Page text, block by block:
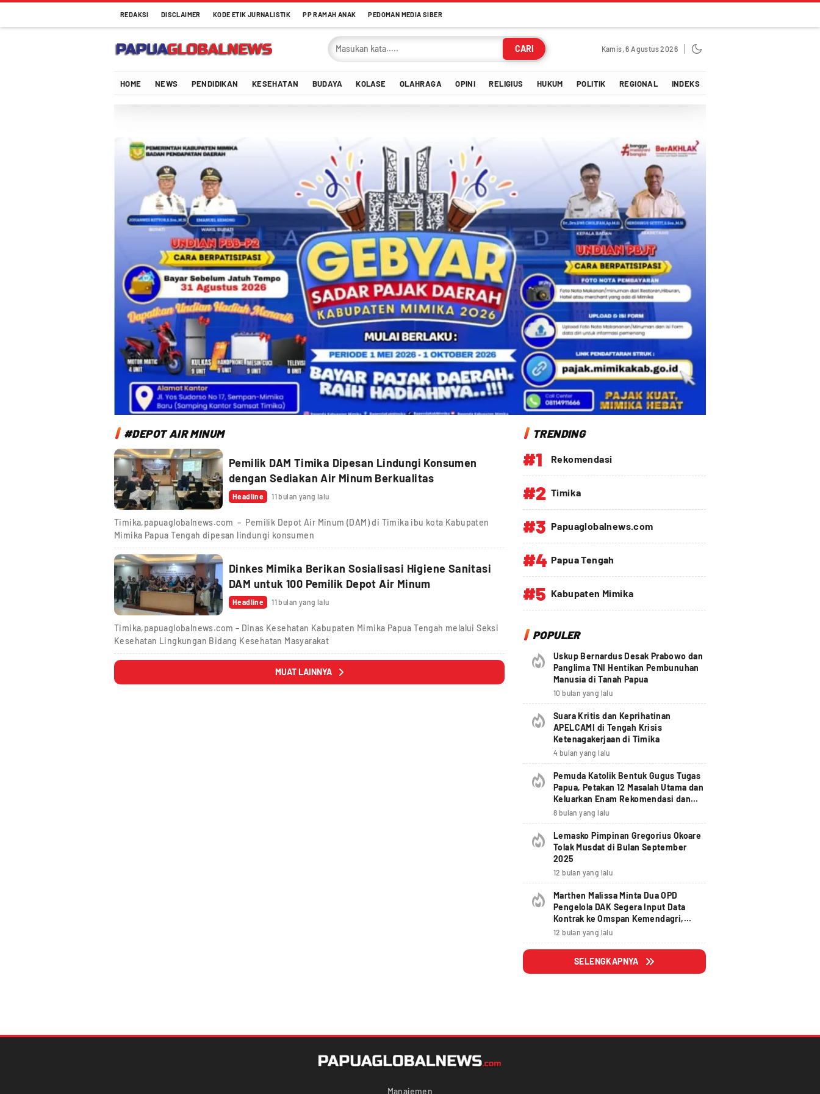
REDAKSI DISCLAIMER KODE ETIK JURNALISTIK PP RAMAH ANAK PEDOMAN MEDIA SIBER
Papuaglobalnews.com
Menulis Fakta dengan Hati Bening
CARI Kamis, 6 Agustus 2026
HOME NEWS PENDIDIKAN KESEHATAN BUDAYA KOLASE OLAHRAGA OPINI RELIGIUS HUKUM POLITIK REGIONAL INDEKS
#DEPOT AIR MINUM
Pemilik DAM Timika Dipesan Lindungi Konsumen
dengan Sediakan Air Minum Berkualitas
Headline 11 bulan yang lalu
Timika,papuaglobalnews.com – Pemilik Depot Air Minum (DAM) di Timika ibu kota Kabupaten
Mimika Papua Tengah dipesan lindungi konsumen
Dinkes Mimika Berikan Sosialisasi Higiene Sanitasi
DAM untuk 100 Pemilik Depot Air Minum
Headline 11 bulan yang lalu
Timika,papuaglobalnews.com – Dinas Kesehatan Kabupaten Mimika Papua Tengah melalui Seksi
Kesehatan Lingkungan Bidang Kesehatan Masyarakat
MUAT LAINNYA
TRENDING
#1 Rekomendasi
#2 Timika
#3 Papuaglobalnews.com
#4 Papua Tengah
#5 Kabupaten Mimika
POPULER
Uskup Bernardus Desak Prabowo dan
Panglima TNI Hentikan Pembunuhan
Manusia di Tanah Papua
10 bulan yang lalu
Suara Kritis dan Keprihatinan
APELCAMI di Tengah Krisis
Ketenagakerjaan di Timika
4 bulan yang lalu
Pemuda Katolik Bentuk Gugus Tugas
Papua, Petakan 12 Masalah Utama dan
Keluarkan Enam Rekomendasi dan
Seruan Moral Nasional
8 bulan yang lalu
Lemasko Pimpinan Gregorius Okoare
Tolak Musdat di Bulan September
2025
12 bulan yang lalu
Marthen Malissa Minta Dua OPD
Pengelola DAK Segera Input Data
Kontrak ke Omspan Kemendagri,
Lewat Tanggal 29 Agustus 2025
Hangus
12 bulan yang lalu
SELENGKAPNYA
Manajemen